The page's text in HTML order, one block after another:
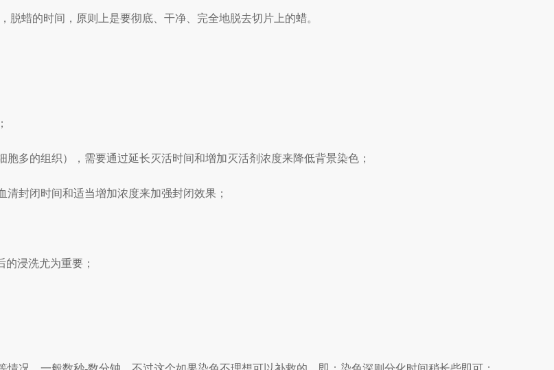
蜡的时间，原则上是要彻底、干净、完全地脱去切片上的蜡。
多的组织），需要通过延长灭活时间和增加灭活剂浓度来降低背景染色；
封闭时间和适当增加浓度来加强封闭效果；
的浸洗尤为重要；